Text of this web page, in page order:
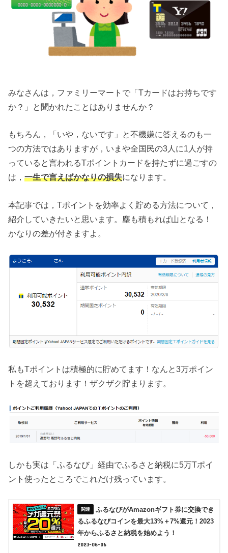
みなさんは，ファミリーマートで「Tカードはお持ちです
か？」と聞かれたことはありませんか？
もちろん，「いや，ないです」と不機嫌に答えるのも一
つの方法ではありますが，いまや全国民の3人に1人が持
っていると言われるTポイントカードを持たずに過ごすの
は，一生で言えばかなりの損失になります。
本記事では，Tポイントを効率よく貯める方法について，
紹介していきたいと思います。塵も積もれば山となる！
かなりの差が付きますよ。
私もTポイントは積極的に貯めてます！なんと3万ポイン
トを超えております！ザクザク貯まります。
しかも実は「ふるなび」経由でふるさと納税に5万Tポイ
ント使ったところでこれだけ残っています。
ふるなびがAmazonギフト券に交換でき
るふるなびコインを最大13%＋7%還元！2023
年からふるさと納税を始めよう！
2023-06-06